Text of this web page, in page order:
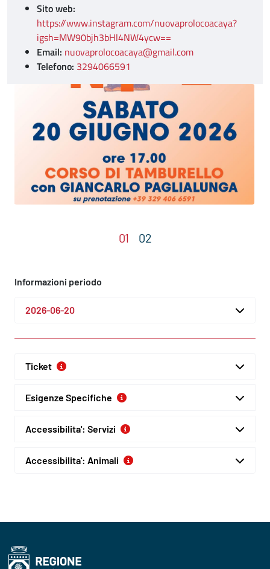
Sito web:
https://www.instagram.com/nuovaprolocoacaya?
igsh=MW90bjh3bHl4NW4ycw==
Email: nuovaprolocoacaya@gmail.com
Telefono: 3294066591
Informazioni periodo
2026-06-20
Ticket
Esigenze Specifiche
Accessibilita': Servizi
Accessibilita': Animali